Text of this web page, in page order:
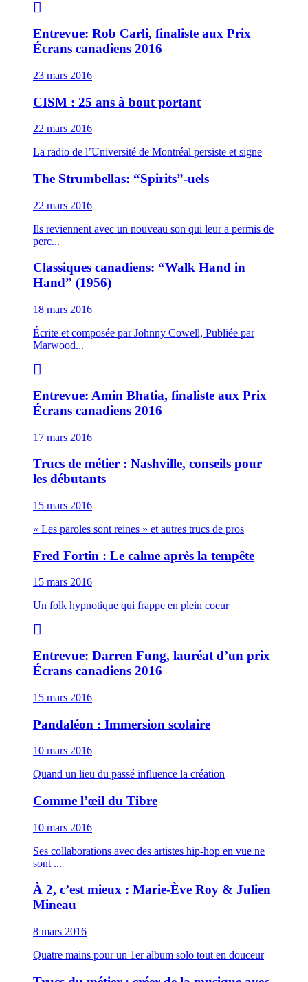
Entrevue: Rob Carli, finaliste aux Prix
Écrans canadiens 2016
23 mars 2016
CISM : 25 ans à bout portant
22 mars 2016
La radio de l’Université de Montréal persiste et signe
The Strumbellas: “Spirits”-uels
22 mars 2016
Ils reviennent avec un nouveau son qui leur a permis de
perc...
Classiques canadiens: “Walk Hand in
Hand” (1956)
18 mars 2016
Écrite et composée par Johnny Cowell, Publiée par
Marwood...
Entrevue: Amin Bhatia, finaliste aux Prix
Écrans canadiens 2016
17 mars 2016
Trucs de métier : Nashville, conseils pour
les débutants
15 mars 2016
« Les paroles sont reines » et autres trucs de pros
Fred Fortin : Le calme après la tempête
15 mars 2016
Un folk hypnotique qui frappe en plein coeur
Entrevue: Darren Fung, lauréat d’un prix
Écrans canadiens 2016
15 mars 2016
Pandaléon : Immersion scolaire
10 mars 2016
Quand un lieu du passé influence la création
Comme l’œil du Tibre
10 mars 2016
Ses collaborations avec des artistes hip-hop en vue ne
sont ...
À 2, c’est mieux : Marie-Ève Roy & Julien
Mineau
8 mars 2016
Quatre mains pour un 1er album solo tout en douceur